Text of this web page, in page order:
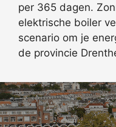
per 365 dagen.
elektrische boiler
scenario om je
de provincie